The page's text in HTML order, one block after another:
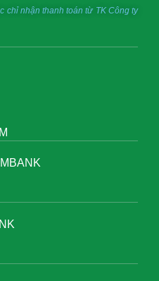
chỉ nhận thanh toán từ TK Công ty